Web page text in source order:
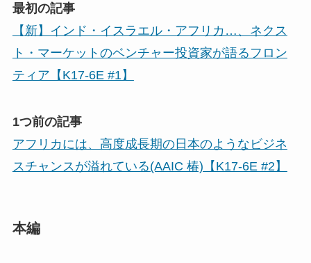
最初の記事
【新】インド・イスラエル・アフリカ…、ネクス
ト・マーケットのベンチャー投資家が語るフロン
ティア【K17-6E #1】
1つ前の記事
アフリカには、高度成長期の日本のようなビジネ
スチャンスが溢れている(AAIC 椿)【K17-6E #2】
本編